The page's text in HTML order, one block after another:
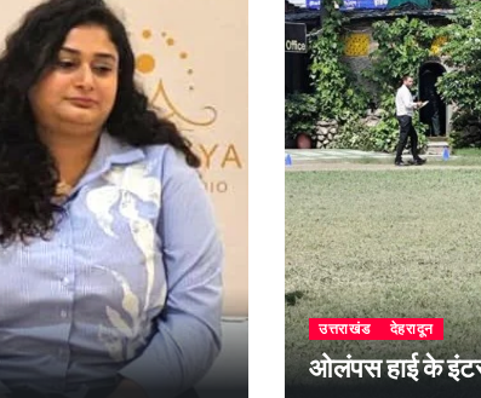
उत्तराखंड देहरादून
ओलंपस हाई के